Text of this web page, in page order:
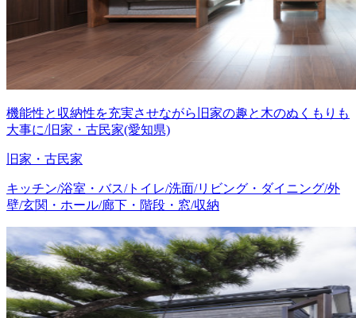
機能性と収納性を充実させながら旧家の趣と木のぬくもりも
大事に/旧家・古民家(愛知県)
旧家・古民家
キッチン/浴室・バス/トイレ/洗面/リビング・ダイニング/外
壁/玄関・ホール/廊下・階段・窓/収納